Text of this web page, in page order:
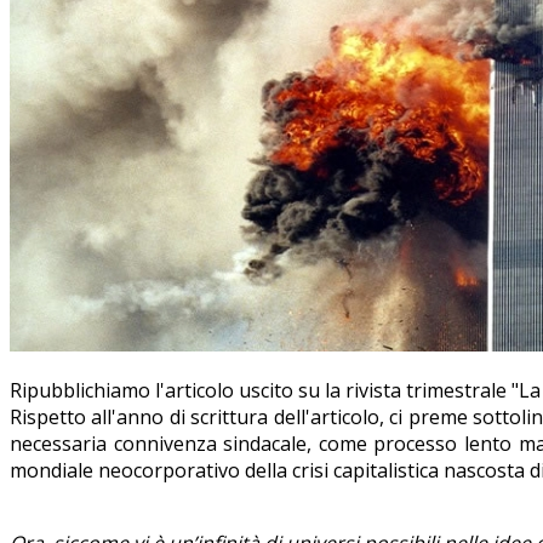
Ripubblichiamo l'articolo uscito su la rivista trimestrale
Rispetto all'anno di scrittura dell'articolo, ci preme
necessaria connivenza sindacale, come processo lento
mondiale neocorporativo della crisi capitalistica nascosta